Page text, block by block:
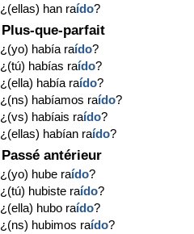
¿(ellas) han raído?
Plus-que-parfait
¿(yo) había raído?
¿(tú) habías raído?
¿(ella) había raído?
¿(ns) habíamos raído?
¿(vs) habíais raído?
¿(ellas) habían raído?
Passé antérieur
¿(yo) hube raído?
¿(tú) hubiste raído?
¿(ella) hubo raído?
¿(ns) hubimos raído?